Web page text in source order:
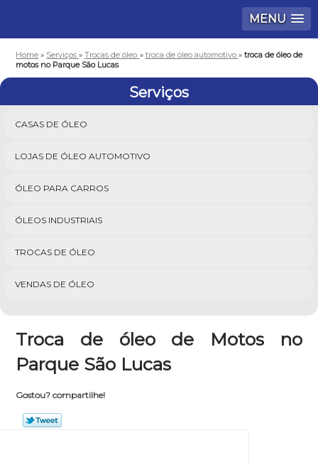
MENU
Home » Serviços»Trocas de óleo » troca de óleo automotivo » troca de óleo de
motos no Parque São Lucas
Serviços
CASAS DE ÓLEO
LOJAS DE ÓLEO AUTOMOTIVO
ÓLEO PARA CARROS
ÓLEOS INDUSTRIAIS
TROCAS DE ÓLEO
VENDAS DE ÓLEO
Troca de óleo de Motos no
Parque São Lucas
Gostou? compartilhe!